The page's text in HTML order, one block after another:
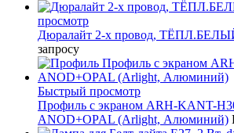
просмотр
Дюралайт 2-х провод,
запросу
Быстрый просмотр
Профиль с экраном ARH-KANT-
ANOD+OPAL (Arlight, Алюминий)